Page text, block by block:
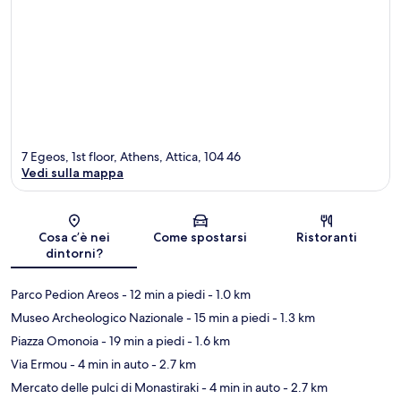
Mappa
7 Egeos, 1st floor, Athens, Attica, 104 46
Vedi sulla mappa
Cosa c’è nei
dintorni?
Come spostarsi Ristoranti
Parco Pedion Areos- 12 min a piedi- 1.0 km
Museo Archeologico Nazionale- 15 min a piedi- 1.3 km
Piazza Omonoia- 19 min a piedi- 1.6 km
Via Ermou- 4 min in auto- 2.7 km
Mercato delle pulci di Monastiraki- 4 min in auto- 2.7 km